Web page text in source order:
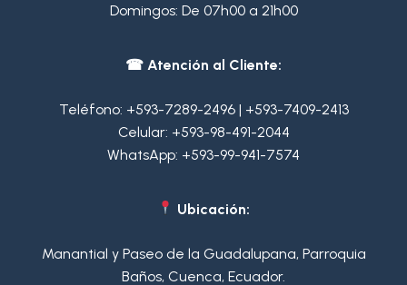
Domingos: De 07h00 a 21h00
☎ Atención al Cliente:
Teléfono: +593-7289-2496| +593-7409-2413
Celular: +593-98-491-2044
WhatsApp: +593-99-941-7574
Ubicación:
Manantial y Paseo de la Guadalupana, Parroquia
Baños, Cuenca, Ecuador.